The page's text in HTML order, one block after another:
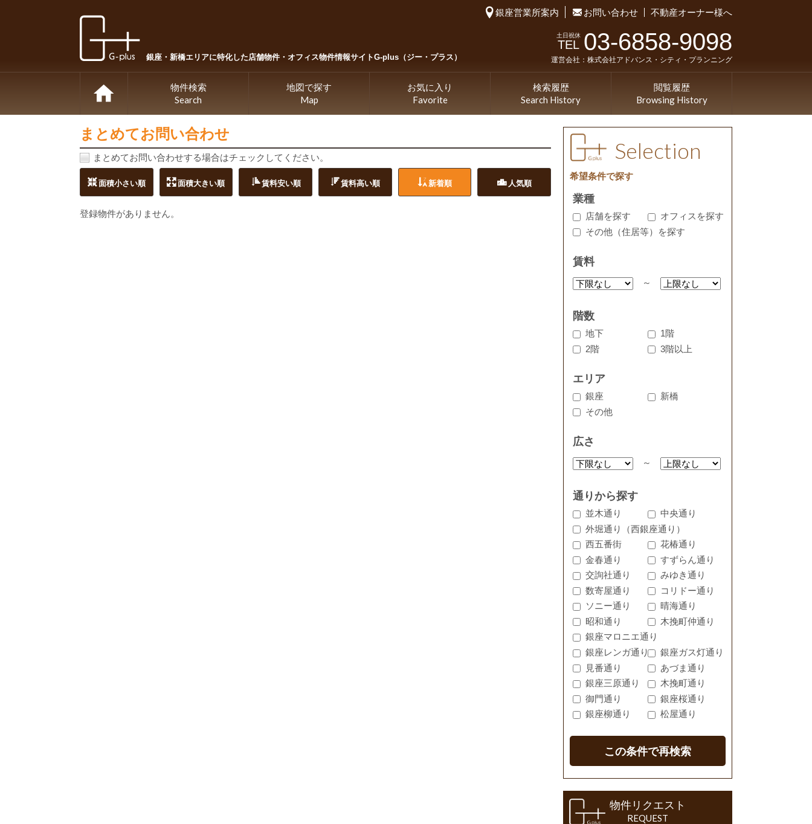
銀座・新橋エリアに特化した店舗物件・ オフィス物件情報サイトG-plus（ジー・プラス）
銀座営業所案内 お問い合わせ 不動産オーナー様へ
土日祝休
TEL 03-6858-9098
運営会社：株式会社アドバンス・シティ・プランニング
物件検索
Search
地図で探す
Map
お気に入り
Favorite
検索履歴
Search History
閲覧履歴
Browsing History
まとめてお問い合わせ
まとめてお問い合わせする場合はチェックしてください。
面積小さい順 面積大きい順 賃料安い順 賃料高い順 新着順 人気順
登録物件がありません。
Selection
希望条件で探す
業種
店舗を探す
オフィスを探す
その他（住居等）を探す
賃料
～
階数
地下
1階
2階
3階以上
エリア
銀座
新橋
その他
広さ
～
通りから探す
並木通り
中央通り
外堀通り（西銀座通り）
西五番街
花椿通り
金春通り
すずらん通り
交詢社通り
みゆき通り
数寄屋通り
コリドー通り
ソニー通り
晴海通り
昭和通り
木挽町仲通り
銀座マロニエ通り
銀座レンガ通り
銀座ガス灯通り
見番通り
あづま通り
銀座三原通り
木挽町通り
御門通り
銀座桜通り
銀座柳通り
松屋通り
この条件で再検索
物件リクエスト
REQUEST